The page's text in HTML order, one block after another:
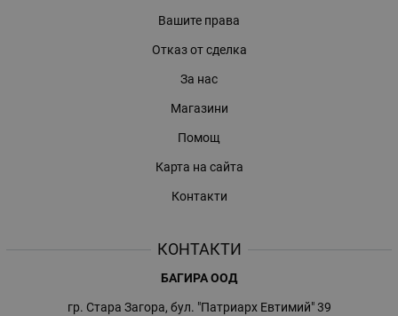
Вашите права
Отказ от сделка
За нас
Магазини
Помощ
Карта на сайта
Контакти
КОНТАКТИ
БАГИРА ООД
гр. Стара Загора, бул. "Патриарх Евтимий" 39